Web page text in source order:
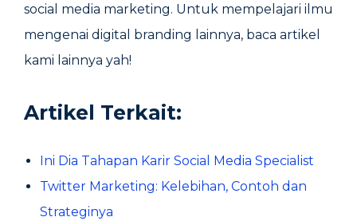
social media marketing. Untuk mempelajari ilmu
mengenai digital branding lainnya, baca artikel
kami lainnya yah!
Artikel Terkait:
Ini Dia Tahapan Karir Social Media Specialist
Twitter Marketing: Kelebihan, Contoh dan
Strateginya